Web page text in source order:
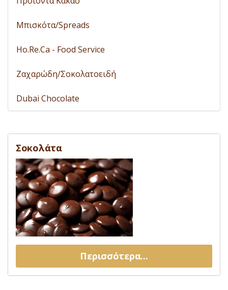
Μπισκότα/Spreads
Ho.Re.Ca - Food Service
Ζαχαρώδη/Σοκολατοειδή
Dubai Chocolate
Σοκολάτα
Περισσότερα...